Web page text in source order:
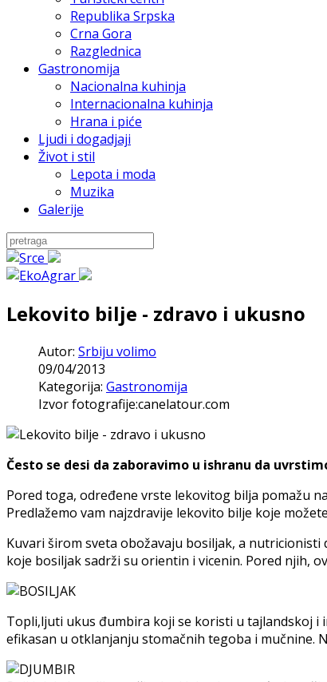
Republika Srpska
Crna Gora
Razglednica
Gastronomija
Nacionalna kuhinja
Internacionalna kuhinja
Hrana i piće
Ljudi i dogadjaji
Život i stil
Lepota i moda
Muzika
Galerije
Lekovito bilje - zdravo i ukusno
Autor: Srbiju volimo
09/04/2013
Kategorija: Gastronomija
Izvor fotografije:canelatour.com
Često se desi da zaboravimo u ishranu da
Pored toga, određene vrste lekovitog bilja pomažu
Predlažemo vam najzdravije lekovito bilje koje
Kuvari širom sveta obožavaju bosiljak, a
koje bosiljak sadrži su orientin i vicenin. Pored njih,
Topli,ljuti ukus đumbira koji se koristi u tajlandskoj i
efikasan u otklanjanju stomačnih tegoba i mučnine.